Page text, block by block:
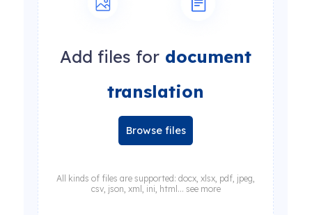
Add files for document
translation
Browse files
All kinds of files are supported: docx, xlsx, pdf, jpeg,
csv, json, xml, ini, html... see more